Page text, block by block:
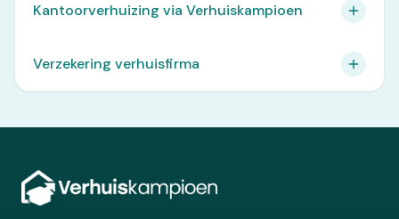
Kantoorverhuizing via Verhuiskampioen
Verzekering verhuisfirma